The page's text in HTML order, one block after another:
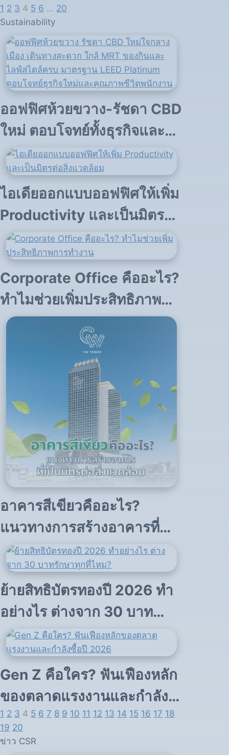
ซื้อปี 2026
1 2 3 4 5 6 … 20
Sustainability
ออฟฟิศห้วยขวาง-รัชดา CBD
ใหม่ ตอบโจทย์ทั้งธุรกิจและ
ไลฟ์สไตล์
ไอเดียออกแบบออฟฟิศให้เพิ่ม
Productivity และเป็นมิตรต่อ
สิ่งแวดล้อม
Corporate Office คืออะไร?
ทำไมช่วยเพิ่มประสิทธิภาพ
การทำงาน
อาคารสีเขียวคืออะไร?
แนวทางการสร้างอาคารที่
เป็นมิตรต่อสิ่งแวดล้อม
ย้ายสิทธิบัตรทองปี 2026 ทำ
อย่างไร ต่างจาก 30 บาท
รักษาทุกที่ไหม?
Gen Z คือใคร? ฟันเฟืองหลัก
ของตลาดแรงงานและกำลัง
ซื้อปี 2026
1 2 3 4 5 6 7 8 9 10 11 12 13 14 15 16 17 18
19 20
ข่าว CSR